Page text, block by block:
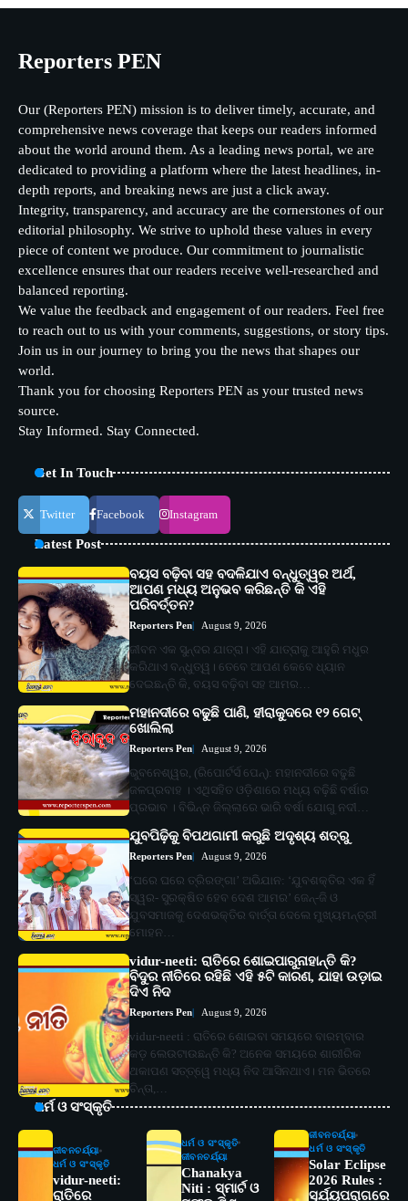
Reporters PEN
Our (Reporters PEN) mission is to deliver timely, accurate, and
comprehensive news coverage that keeps our readers informed
about the world around them. As a leading news portal, we are
dedicated to providing a platform where the latest headlines, in-
depth reports, and breaking news are just a click away.
Integrity, transparency, and accuracy are the cornerstones of our
editorial philosophy. We strive to uphold these values in every
piece of content we produce. Our commitment to journalistic
excellence ensures that our readers receive well-researched and
balanced reporting.
We value the feedback and engagement of our readers. Feel free
to reach out to us with your comments, suggestions, or story tips.
Join us in our journey to bring you the news that shapes our
world.
Thank you for choosing Reporters PEN as your trusted news
source.
Stay Informed. Stay Connected.
Get In Touch
Twitter Facebook Instagram
Latest Post
ବୟସ ବଢ଼ିବା ସହ ବଦଳିଯାଏ ବନ୍ଧୁତ୍ୱର ଅର୍ଥ,
ଆପଣ ମଧ୍ୟ ଅନୁଭବ କରିଛନ୍ତି କି ଏହି
ପରିବର୍ତ୍ତନ?
Reporters Pen August 9, 2026
ଜୀବନ ଏକ ସୁନ୍ଦର ଯାତ୍ରା। ଏହି ଯାତ୍ରାକୁ ଆହୁରି ମଧୁର
କରିଥାଏ ବନ୍ଧୁତ୍ୱ। ତେବେ ଆପଣ କେବେ ଧ୍ୟାନ
ଦେଇଛନ୍ତି କି, ବୟସ ବଢ଼ିବା ସହ ଆମର…
ମହାନଦୀରେ ବଢୁଛି ପାଣି, ହୀରାକୁଦରେ ୧୨ ଗେଟ୍
ଖୋଲିଲା
Reporters Pen August 9, 2026
ଭୁବନେଶ୍ୱର, (ରିପୋର୍ଟର୍ସ ପେନ୍‌): ମହାନଦୀରେ ବଢୁଛି
ଜଳପ୍ରବାହ । ଏଥିସହିତ ଓଡ଼ିଶାରେ ମଧ୍ୟ ବଢ଼ିଛି ବର୍ଷାର
ପ୍ରଭାବ । ବିଭିନ୍ନ ଜିଲ୍ଲାରେ ଭାରି ବର୍ଷା ଯୋଗୁ ନଦୀ…
ଯୁବପିଢ଼ିକୁ ବିପଥଗାମୀ କରୁଛି ଅଦୃଶ୍ୟ ଶତ୍ରୁ
Reporters Pen August 9, 2026
‘ଘରେ ଘରେ ତ୍ରିରଙ୍ଗା’ ଅଭିଯାନ: ‘ଯୁବଶକ୍ତିର ଏକ ହିଁ
ସ୍ୱର- ସୁରକ୍ଷିତ ହେବ ଦେଶ ଆମର’ ଜେନ୍‌-ଜି ଓ
ଯୁବସମାଜକୁ ଦେଶଭକ୍ତିର ବାର୍ତ୍ତା ଦେଲେ ମୁଖ୍ୟମନ୍ତ୍ରୀ
ମୋହନ…
vidur-neeti: ରାତିରେ ଶୋଇପାରୁନାହାନ୍ତି କି?
ବିଦୁର ନୀତିରେ ରହିଛି ଏହି ୫ଟି କାରଣ, ଯାହା ଉଡ଼ାଇ
ଦିଏ ନିଦ
Reporters Pen August 9, 2026
vidur-neeti : ରାତିରେ ଶୋଇବା ସମୟରେ ବାରମ୍ବାର
କଡ଼ ଲେଉଟାଉଛନ୍ତି କି? ଅନେକ ସମୟରେ ଶାରୀରିକ
ଥକାପଣ ସତ୍ତ୍ୱେ ମଧ୍ୟ ନିଦ ଆସିନଥାଏ। ମନ ଭିତରେ
ଚିନ୍ତା,…
ଧର୍ମ ଓ ସଂସ୍କୃତି
ଜୀବନଚର୍ଯ୍ୟା
ଧର୍ମ ଓ ସଂସ୍କୃତି
vidur-neeti:
ରାତିରେ
ଧର୍ମ ଓ ସଂସ୍କୃତି
ଜୀବନଚର୍ଯ୍ୟା
Chanakya
Niti : ସ୍ମାର୍ଟ ଓ
ଜୀବନଚର୍ଯ୍ୟା
ଧର୍ମ ଓ ସଂସ୍କୃତି
Solar Eclipse
2026 Rules :
ସୂର୍ଯ୍ୟପରାଗରେ